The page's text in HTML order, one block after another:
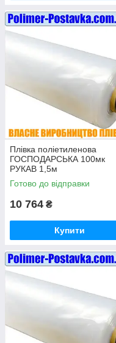
Плівка поліетиленова
ГОСПОДАРСЬКА 100мк
РУКАВ 1,5м
(3х100м=300кв.м)
Готово до відправки
10 764 ₴
Купити